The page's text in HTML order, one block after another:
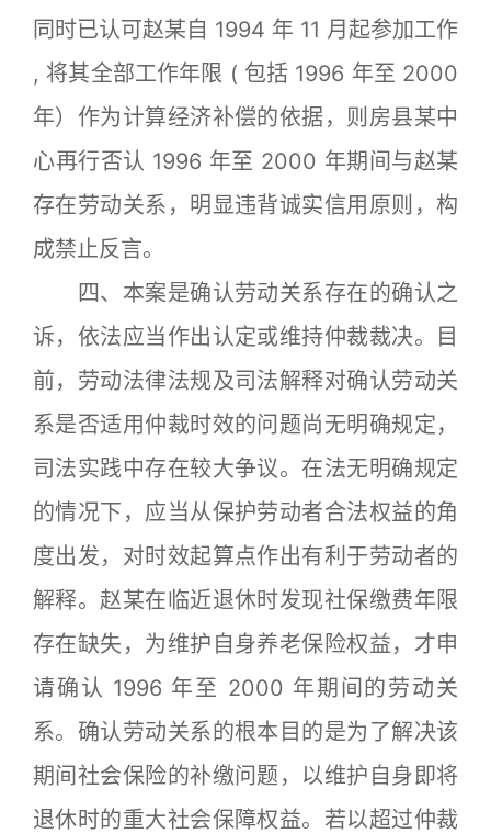
同时已认可赵某自 1994 年 11 月起参加工作
, 将其全部工作年限 ( 包括 1996 年至 2000
年）作为计算经济补偿的依据，则房县某中
心再行否认 1996 年至 2000 年期间与赵某
存在劳动关系，明显违背诚实信用原则，构
成禁止反言。
四、本案是确认劳动关系存在的确认之
诉，依法应当作出认定或维持仲裁裁决。目
前，劳动法律法规及司法解释对确认劳动关
系是否适用仲裁时效的问题尚无明确规定，
司法实践中存在较大争议。在法无明确规定
的情况下，应当从保护劳动者合法权益的角
度出发，对时效起算点作出有利于劳动者的
解释。赵某在临近退休时发现社保缴费年限
存在缺失，为维护自身养老保险权益，才申
请确认 1996 年至 2000 年期间的劳动关
系。确认劳动关系的根本目的是为了解决该
期间社会保险的补缴问题，以维护自身即将
退休时的重大社会保障权益。若以超过仲裁